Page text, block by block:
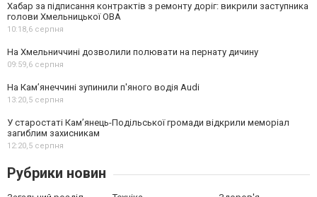
Хабар за підписання контрактів з ремонту доріг: викрили заступника
голови Хмельницької ОВА
10:18,6 серпня
На Хмельниччині дозволили полювати на пернату дичину
09:59,6 серпня
На Камʼянеччині зупинили п'яного водія Audi
13:20,5 серпня
У старостаті Кам’янець-Подільської громади відкрили меморіал
загиблим захисникам
12:20,5 серпня
Рубрики новин